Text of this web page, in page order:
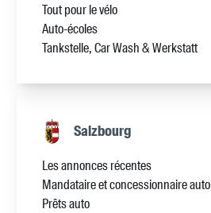
Tout pour le vélo
Auto-écoles
Tankstelle, Car Wash & Werkstatt
Salzbourg
Les annonces récentes
Mandataire et concessionnaire auto
Prêts auto